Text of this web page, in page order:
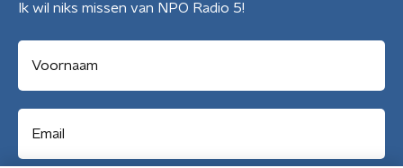
Ik wil niks missen van NPO Radio 5!